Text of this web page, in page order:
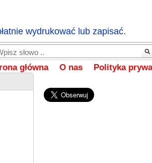
wydrukować lub zapisać.
główna O nas Polityka